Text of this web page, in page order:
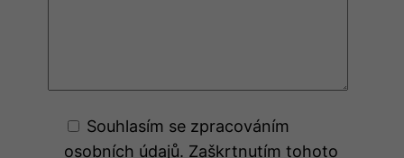
Souhlasím se zpracováním
osobních údajů. Zaškrtnutím tohoto